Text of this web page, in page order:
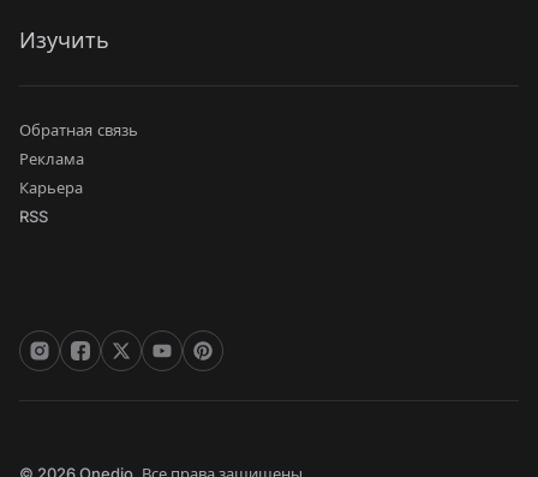
Изучить
Обратная связь
Реклама
Карьера
RSS